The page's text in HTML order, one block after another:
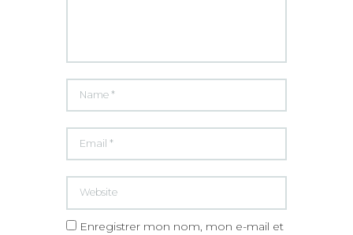
Enregistrer mon nom, mon e-mail et